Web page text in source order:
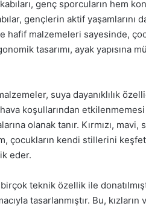
genç sporcuların hem
gençlerin aktif
hafif malzemeleri sayesinde,
tasarımı, ayak yapısına
suya dayanıklılık
koşullarından
olanak tanır. Kırmızı, mavi,
çocukların kendi stillerini
eder.
teknik özellik ile
tasarlanmıştır. Bu,